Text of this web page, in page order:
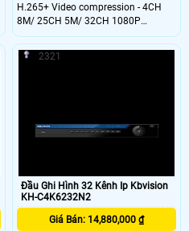
H.265+ Video compression - 4CH
8M/ 25CH 5M/ 32CH 1080P
recording - VGA/HDMI simultaneous
video output - All channel
synchronous real time playback &
Đầu Ghi Hình 32 Kênh Ip Kbvision
KH-C4K6232N2
Giá Bán: 14,880,000 ₫
2321